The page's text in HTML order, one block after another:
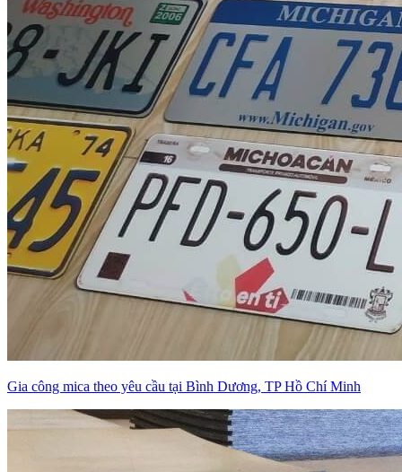
Gia công mica theo yêu cầu tại Bình Dương, TP Hồ Chí Minh